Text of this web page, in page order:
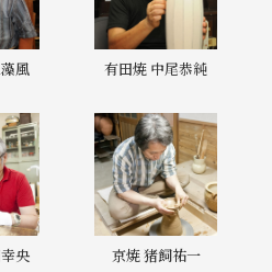
風 有田焼 中尾恭純
央 京焼 猪飼祐一